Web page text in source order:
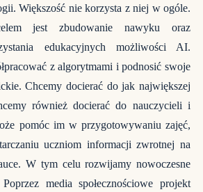
Większość nie korzysta z niej w ogóle.
jest zbudowanie nawyku oraz
edukacyjnych możliwości AI.
z algorytmami i podnosić swoje
Chcemy docierać do jak największej
również docierać do nauczycieli i
pomóc im w przygotowywaniu zajęć,
uczniom informacji zwrotnej na
W tym celu rozwijamy nowoczesne
media społecznościowe projekt